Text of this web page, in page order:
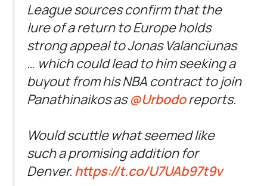
League sources confirm that the
lure of a return to Europe holds
strong appeal to Jonas Valanciunas
… which could lead to him seeking a
buyout from his NBA contract to join
Panathinaikos as@Urbodoreports.
Would scuttle what seemed like
such a promising addition for
Denver. https://t.co/U7UAb97t9v